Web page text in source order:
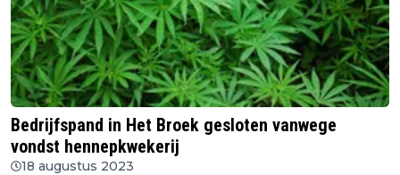
Bedrijfspand in Het Broek gesloten vanwege
vondst hennepkwekerij
18 augustus 2023